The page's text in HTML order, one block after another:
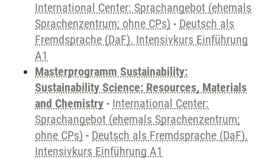
International Center: Sprachangebot (ehemals
Sprachenzentrum; ohne CPs) - Deutsch als
Fremdsprache (DaF). Intensivkurs Einführung
A1
Masterprogramm Sustainability:
Sustainability Science: Resources, Materials
and Chemistry - International Center:
Sprachangebot (ehemals Sprachenzentrum;
ohne CPs) - Deutsch als Fremdsprache (DaF).
Intensivkurs Einführung A1